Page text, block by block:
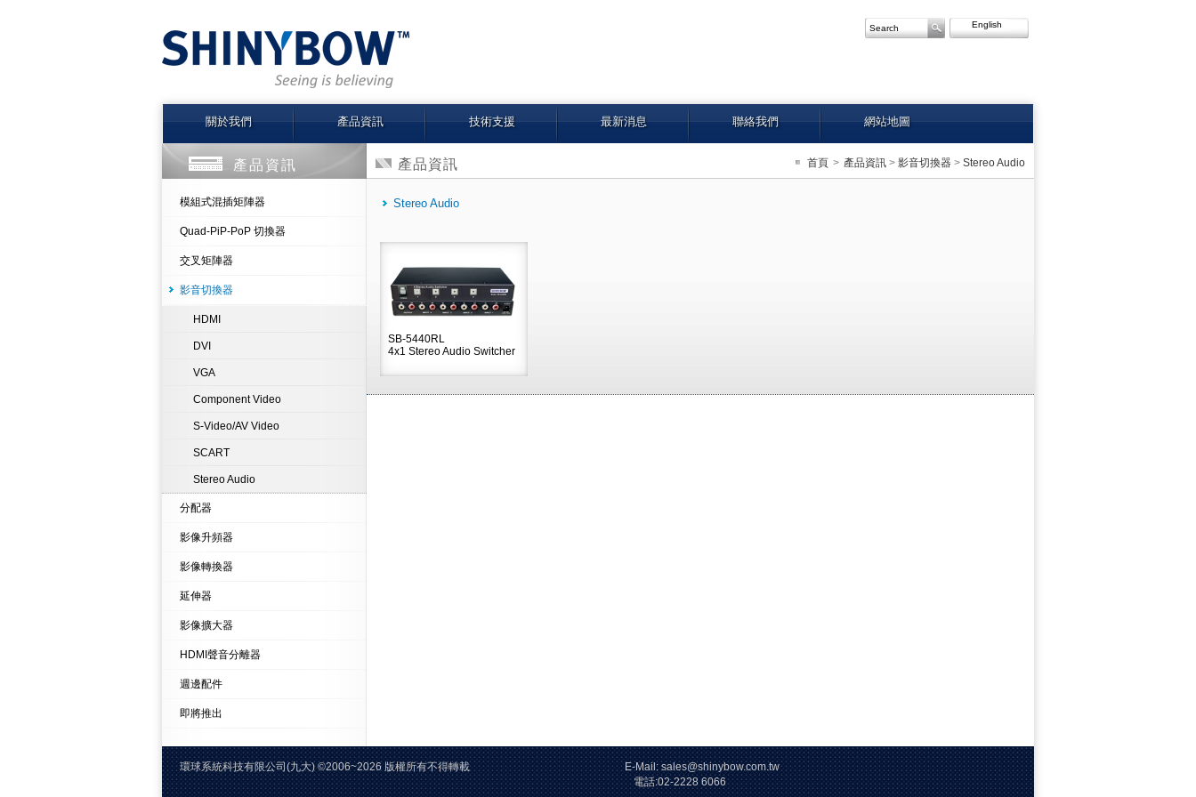
English
關於我們 產品資訊 技術支援 最新消息 聯絡我們 網站地圖
產品資訊
模組式混插矩陣器
Quad-PiP-PoP 切換器
交叉矩陣器
影音切換器
HDMI
DVI
VGA
Component Video
S-Video/AV Video
SCART
Stereo Audio
分配器
影像升頻器
影像轉換器
延伸器
影像擴大器
HDMI聲音分離器
週邊配件
即將推出
產品資訊 首頁 > 產品資訊 > 影音切換器 > Stereo Audio
Stereo Audio
SB-5440RL
4x1 Stereo Audio Switcher
環球系統科技有限公司(九大) ©2006~2026 版權所有不得轉載 E-Mail: sales@shinybow.com.tw
電話:02-2228 6066